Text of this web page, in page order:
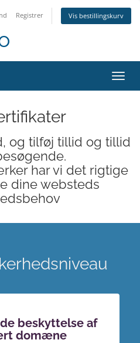
Registrer Vis bestillingskurv
Skift
og tilføj tillid og tillid
har vi det rigtige
dine websteds
beskyttelse af
domæne